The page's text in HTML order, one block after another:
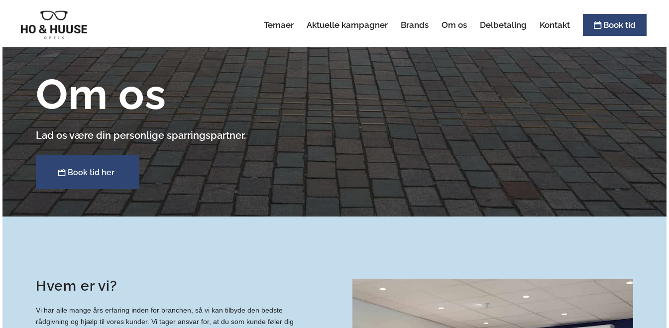
Temaer Aktuelle kampagner Brands Om os Delbetaling Kontakt Book tid
Om os
Lad os være din personlige sparringspartner.
Book tid her
Hvem er vi?
Vi har alle mange års erfaring inden for branchen, så vi kan tilbyde den bedste
rådgivning og hjælp til vores kunder. Vi tager ansvar for, at du som kunde føler dig